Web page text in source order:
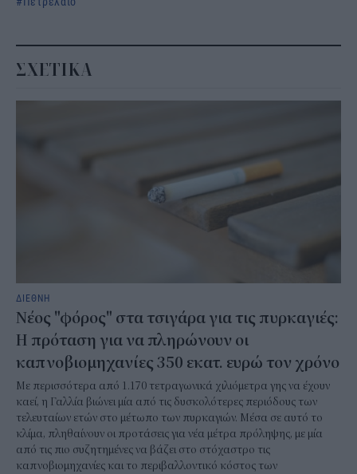
ΣΧΕΤΙΚΑ
ΔΙΕΘΝΗ
Νέος "φόρος" στα τσιγάρα για τις πυρκαγιές:
Η πρόταση για να πληρώνουν οι
καπνοβιομηχανίες 350 εκατ. ευρώ τον χρόνο
Με περισσότερα από 1.170 τετραγωνικά χιλιόμετρα γης να έχουν
καεί, η Γαλλία βιώνει μία από τις δυσκολότερες περιόδους των
τελευταίων ετών στο μέτωπο των πυρκαγιών. Μέσα σε αυτό το
κλίμα, πληθαίνουν οι προτάσεις για νέα μέτρα πρόληψης, με μία
από τις πιο συζητημένες να βάζει στο στόχαστρο τις
καπνοβιομηχανίες και το περιβαλλοντικό κόστος των